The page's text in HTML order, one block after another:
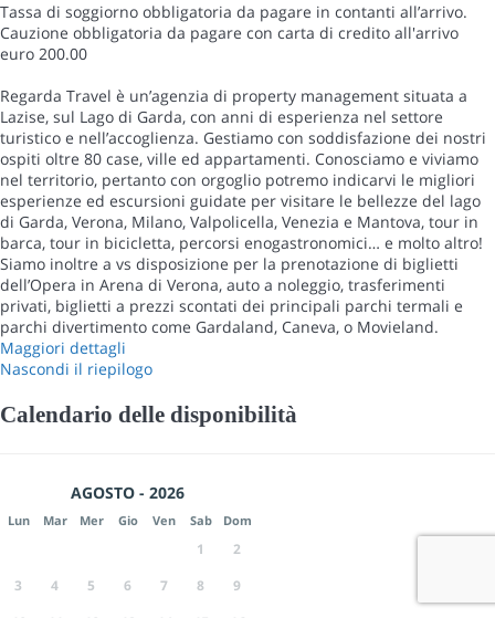
Tassa di soggiorno obbligatoria da pagare in contanti all’arrivo.
Cauzione obbligatoria da pagare con carta di credito all'arrivo
euro 200.00
Regarda Travel è un’agenzia di property management situata a
Lazise, sul Lago di Garda, con anni di esperienza nel settore
turistico e nell’accoglienza. Gestiamo con soddisfazione dei nostri
ospiti oltre 80 case, ville ed appartamenti. Conosciamo e viviamo
nel territorio, pertanto con orgoglio potremo indicarvi le migliori
esperienze ed escursioni guidate per visitare le bellezze del lago
di Garda, Verona, Milano, Valpolicella, Venezia e Mantova, tour in
barca, tour in bicicletta, percorsi enogastronomici… e molto altro!
Siamo inoltre a vs disposizione per la prenotazione di biglietti
dell’Opera in Arena di Verona, auto a noleggio, trasferimenti
privati, biglietti a prezzi scontati dei principali parchi termali e
parchi divertimento come Gardaland, Caneva, o Movieland.
Maggiori dettagli
Nascondi il riepilogo
Calendario delle disponibilità
AGOSTO - 2026
Lun Mar Mer Gio Ven Sab Dom
1
2
3
4 5 6 7 8 9